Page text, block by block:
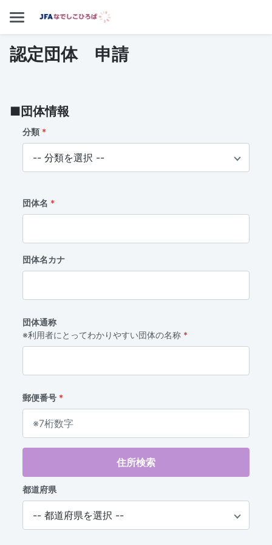
認定団体 申請
■団体情報
分類
団体名
団体名カナ
団体通称
※利用者にとってわかりやすい団体の名称
郵便番号
住所検索
都道府県